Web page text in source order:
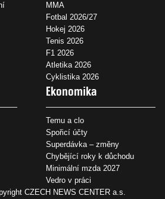
MMA
Fotbal 2026/27
Hokej 2026
Tenis 2026
F1 2026
Atletika 2026
Cyklistika 2026
Ekonomika
Temu a clo
Spořicí účty
Superdávka – změny
Chybějící roky k důchodu
Minimální mzda 2027
Vedro v práci
CZECH NEWS CENTER a.s.